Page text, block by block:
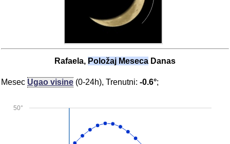
Rafaela, Položaj Meseca Danas
Mesec Ugao visine (0-24h), Trenutni: -0.6°;
50°